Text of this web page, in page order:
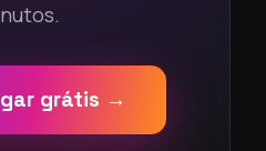
grátis →